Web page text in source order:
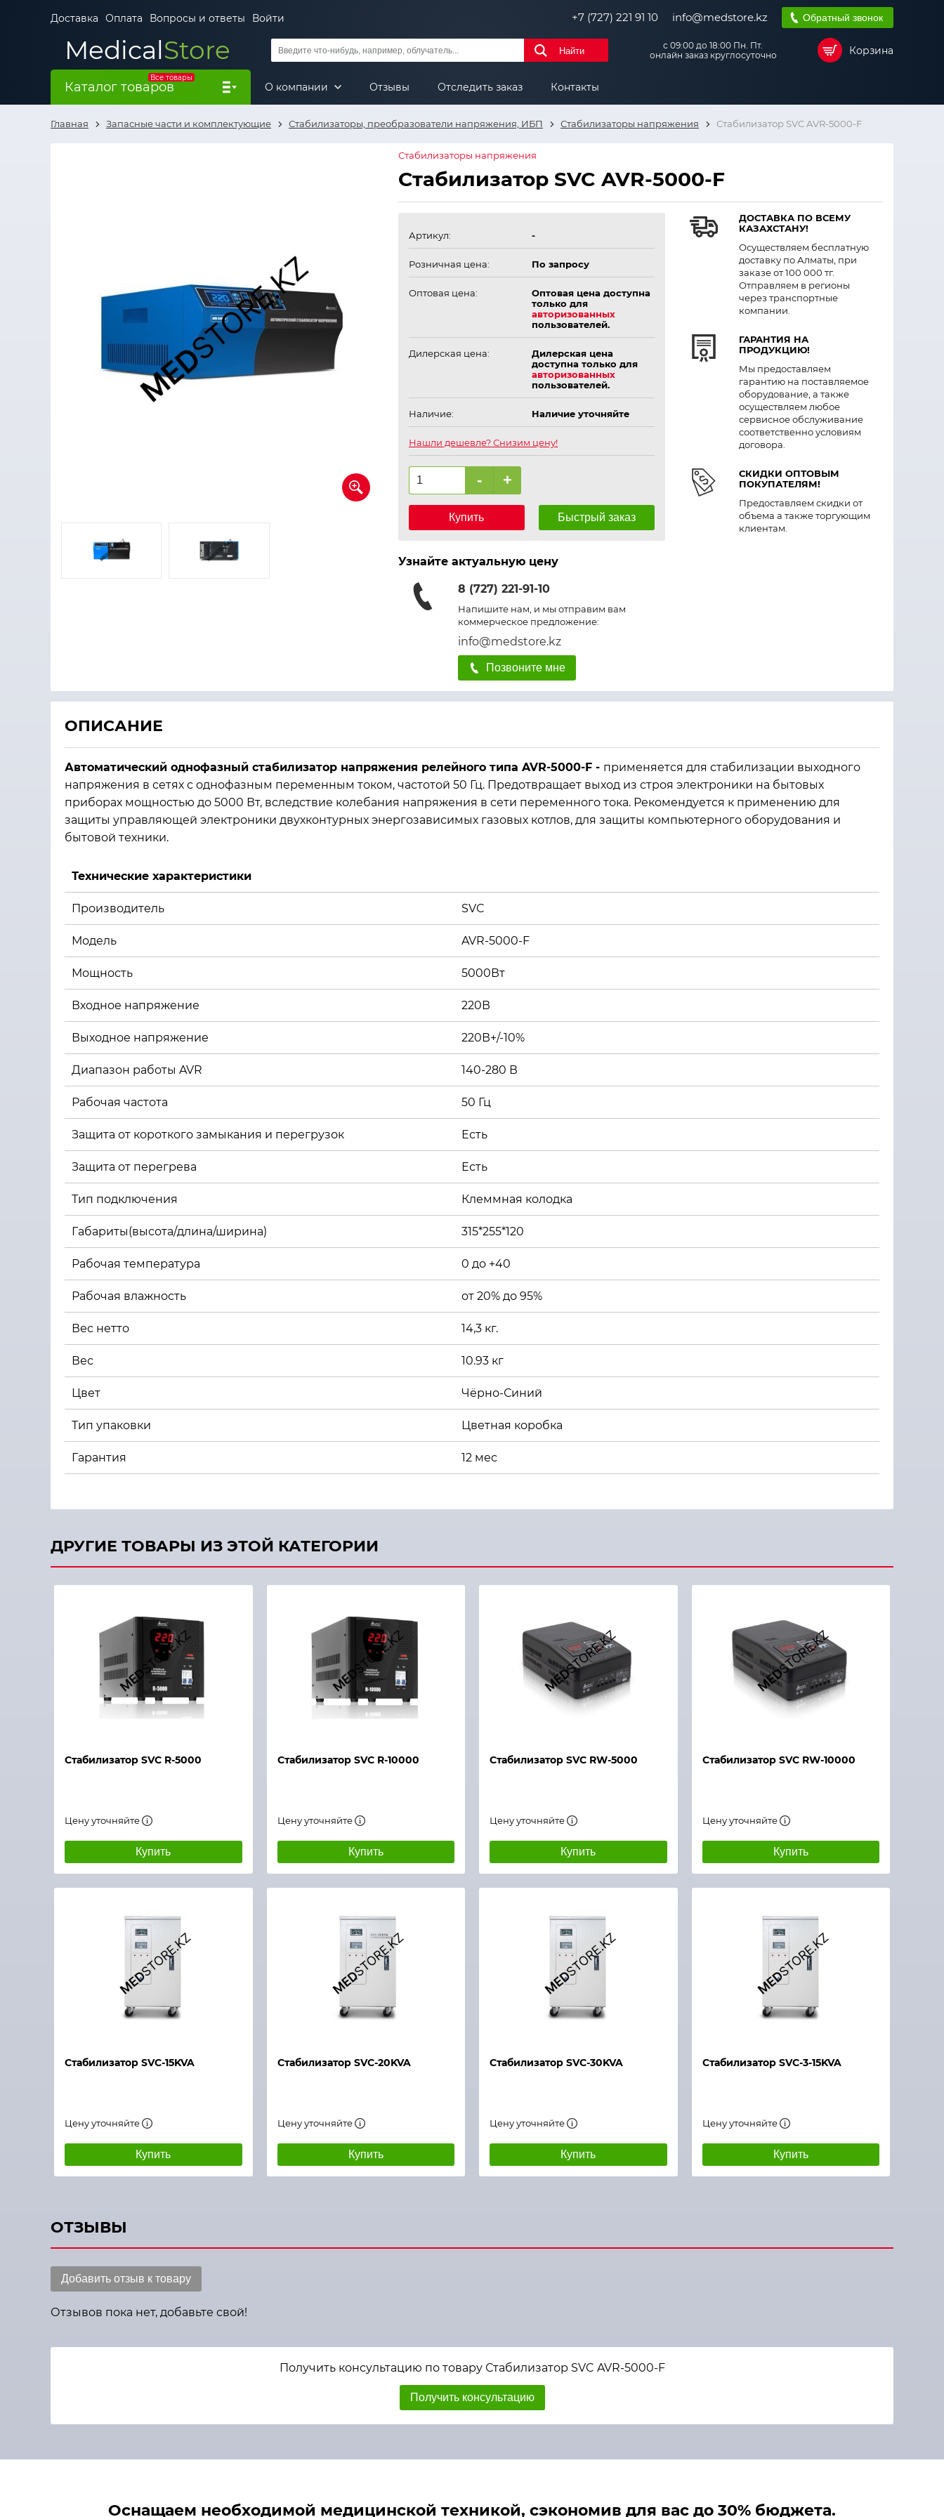
Доставка Оплата Вопросы и ответы Войти +7 (727) 221 91 10 info@medstore.kz Обратный звонок
MedicalStore Найти
с 09:00 до 18:00 Пн. Пт.
онлайн заказ круглосуточно
Корзина
Все товары
Каталог товаров О компании Отзывы Отследить заказ Контакты
Главная Запасные части и комплектующие Стабилизаторы, преобразователи напряжения, ИБП Стабилизаторы напряжения Стабилизатор SVC AVR-5000-F
Стабилизаторы напряжения
Стабилизатор SVC AVR-5000-F
Артикул: -
Розничная цена: По запросу
Оптовая цена:
Оптовая цена доступна
только для
авторизованных
пользователей.
Дилерская цена:
Дилерская цена
доступна только для
авторизованных
пользователей.
Наличие: Наличие уточняйте
Нашли дешевле? Снизим цену!
- +
Купить Быстрый заказ
Узнайте актуальную цену
8 (727) 221-91-10
Напишите нам, и мы отправим вам
коммерческое предложение:
info@medstore.kz
Позвоните мне
ДОСТАВКА ПО ВСЕМУ
КАЗАХСТАНУ!
Осуществляем бесплатную
доставку по Алматы, при
заказе от 100 000 тг.
Отправляем в регионы
через транспортные
компании.
ГАРАНТИЯ НА
ПРОДУКЦИЮ!
Мы предоставляем
гарантию на поставляемое
оборудование, а также
осуществляем любое
сервисное обслуживание
соответственно условиям
договора.
СКИДКИ ОПТОВЫМ
ПОКУПАТЕЛЯМ!
Предоставляем скидки от
объема а также торгующим
клиентам.
ОПИСАНИЕ
Автоматический однофазный стабилизатор напряжения релейного типа AVR-5000-F - применяется для стабилизации выходного
напряжения в сетях с однофазным переменным током, частотой 50 Гц. Предотвращает выход из строя электроники на бытовых
приборах мощностью до 5000 Вт, вследствие колебания напряжения в сети переменного тока. Рекомендуется к применению для
защиты управляющей электроники двухконтурных энергозависимых газовых котлов, для защиты компьютерного оборудования и
бытовой техники.
Технические характеристики
Производитель SVC
Модель AVR-5000-F
Мощность 5000Вт
Входное напряжение 220В
Выходное напряжение 220В+/-10%
Диапазон работы AVR 140-280 В
Рабочая частота 50 Гц
Защита от короткого замыкания и перегрузок Есть
Защита от перегрева Есть
Тип подключения Клеммная колодка
Габариты(высота/длина/ширина) 315*255*120
Рабочая температура 0 до +40
Рабочая влажность от 20% до 95%
Вес нетто 14,3 кг.
Вес 10.93 кг
Цвет Чёрно-Синий
Тип упаковки Цветная коробка
Гарантия 12 мес
ДРУГИЕ ТОВАРЫ ИЗ ЭТОЙ КАТЕГОРИИ
Стабилизатор SVC R-5000
Цену уточняйте
Купить
Стабилизатор SVC R-10000
Цену уточняйте
Купить
Стабилизатор SVC RW-5000
Цену уточняйте
Купить
Стабилизатор SVC RW-10000
Цену уточняйте
Купить
Стабилизатор SVC-15KVA
Цену уточняйте
Купить
Стабилизатор SVC-20KVA
Цену уточняйте
Купить
Стабилизатор SVC-30KVA
Цену уточняйте
Купить
Стабилизатор SVC-3-15KVA
Цену уточняйте
Купить
ОТЗЫВЫ
Добавить отзыв к товару
Отзывов пока нет, добавьте свой!
Получить консультацию по товару Стабилизатор SVC AVR-5000-F
Получить консультацию
Оснащаем необходимой медицинской техникой, сэкономив для вас до 30% бюджета.